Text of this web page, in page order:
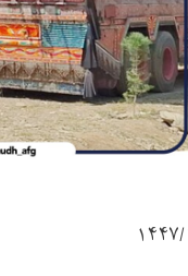
۲۲